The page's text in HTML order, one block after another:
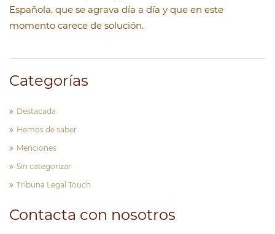
Española, que se agrava día a día y que en este
momento carece de solución.
Categorías
Destacada
Hemos de saber
Menciones
Sin categorizar
Tribuna Legal Touch
Contacta con nosotros